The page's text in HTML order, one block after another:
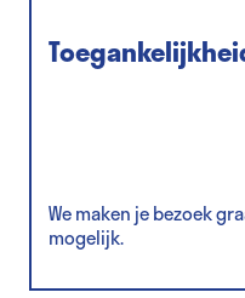
We maken je bezoek
mogelijk.